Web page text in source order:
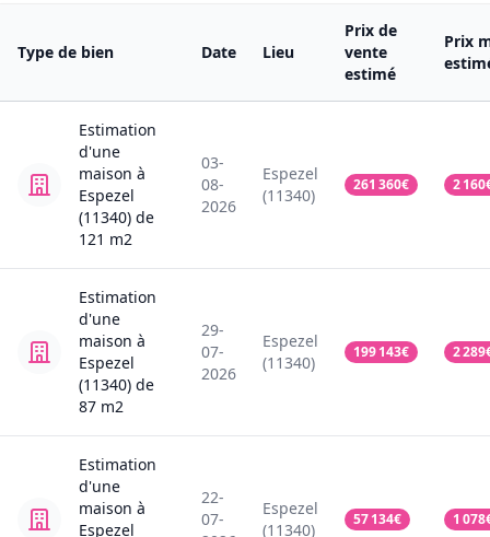
Type de bien Date Lieu
Prix de
vente
estimé
Prix
Estimation
d'une
maison à
Espezel
(11340) de
121 m2
03-
08-
2026
Espezel
(11340)
261 360€ 2 160
Estimation
d'une
maison à
Espezel
(11340) de
87 m2
29-
07-
2026
Espezel
(11340)
199 143€ 2 289
Estimation
d'une
maison à
Espezel
22-
07-
Espezel
(11340)
57 134€ 1 078